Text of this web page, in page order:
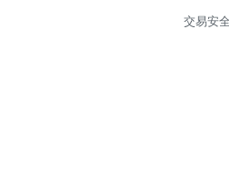
交易安全